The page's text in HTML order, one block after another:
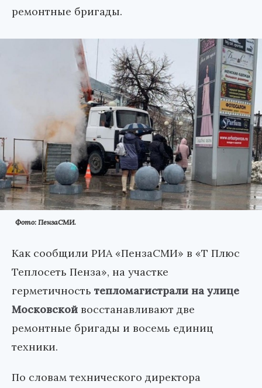
ремонтные бригады.
Фото: ПензаСМИ.
Как сообщили РИА «ПензаСМИ» в «Т Плюс
Теплосеть Пенза», на участке
герметичность тепломагистрали на улице
Московской восстанавливают две
ремонтные бригады и восемь единиц
техники.
По словам технического директора